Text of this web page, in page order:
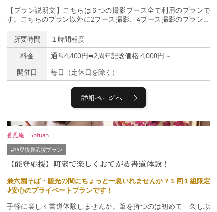
【プラン説明文】こちらは６つの撮影ブース全て利用のプランで
す。こちらのプラン以外に2ブース撮影、4ブース撮影のプランが
ございます。詳細はホームページからご確認ください。＊ … * …
＊ … * …＊ … * …＊ … * … ＊ … * …＊ … * …貸衣装＆写真館 金
沢・月見にキテネは、明治・大正時代の『モダンボーイ・モダンガ
ール（通称：モボ・モガ）』の衣装レンタル店です。こちらのプラ
ンは、レトロ写真館でセルフ撮影できるプランをご紹介いたしま
す。カメラマンは自分自身で、撮影機材として『プロ仕様のカメ
けで撮影できるのでとってもカンタン♪撮影用小物を使って色んな
撮影を楽しめます♡ さらに、撮影データは追加料金なしで全てお
プルの利用がとても多いです。カメラマン付きモデルさんのポート
い。＊ … * … ＊ … * …＊ … * …＊ … * … ＊ … * …＊ … * …営業時
間）10:00～18:00ご予約のお時間の５分前にはお越しください。■
体験内容￣￣￣￣￣￣￣￣￣￣①来店・受付②ヘアメイク(ご自身
でお願いしています)③撮影の案内（操作方法の説明や案内）④撮
影⑤データお渡し⑥終了※パウダールームは簡単なお直しのみでの
利用を想定しているため、お化粧やヘアセットは事前にお済ませく
ださい。<データ受け渡しについて>iPhone：AirDropその他：Goo
gleドライブでの転送（現地でデータ受け渡しではなく、ご登録の
所要時間
１時間程度
料金
通常4,400円➡2周年記念価格 4,000円～
開催日
毎日（定休日を除く）
詳細ページへ
【能登応援】町家で楽しくおてがる書道体験！
蒼風庵 Sofuan
#能登復興応援プラン
兼六園そば・観光の間にちょっと一息いれませんか？１回１組限定
♪安心のプライベートプランです！
手軽に楽しく書道体験しませんか。筆を持つのは初めて！久しぶ